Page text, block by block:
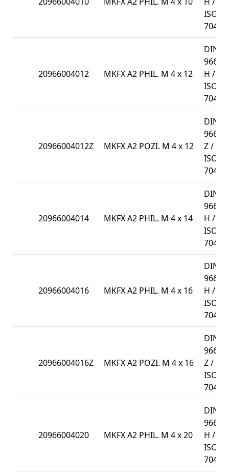
ISO
7047
20966004012 MKFX A2 PHIL. M 4 x 12
DIN
966-
H /
ISO
7047
20966004012Z MKFX A2 POZI. M 4 x 12
DIN
966-
Z /
ISO
7047
20966004014 MKFX A2 PHIL. M 4 x 14
DIN
966-
H /
ISO
7047
20966004016 MKFX A2 PHIL. M 4 x 16
DIN
966-
H /
ISO
7047
20966004016Z MKFX A2 POZI. M 4 x 16
DIN
966-
Z /
ISO
7047
20966004020 MKFX A2 PHIL. M 4 x 20
DIN
966-
H /
ISO
7047